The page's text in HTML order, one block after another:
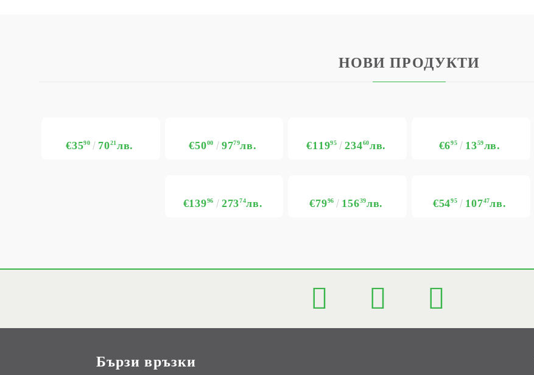
НОВИ ПРОДУКТИ
€3590 7021лв. €5000 9779лв. €11995 23460лв. €695 1359лв.
€13996 27374лв. €7996 15639лв. €5495 10747лв.
Бързи връзки